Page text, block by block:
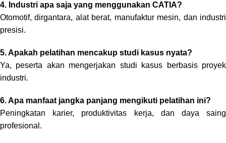
4. Industri apa saja yang menggunakan CATIA?
Otomotif, dirgantara, alat berat, manufaktur mesin, dan industri
presisi.
5. Apakah pelatihan mencakup studi kasus nyata?
Ya, peserta akan mengerjakan studi kasus berbasis proyek
industri.
6. Apa manfaat jangka panjang mengikuti pelatihan ini?
Peningkatan karier, produktivitas kerja, dan daya saing
profesional.